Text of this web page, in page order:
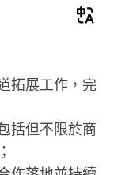
拓展工作，完
括但不限於商